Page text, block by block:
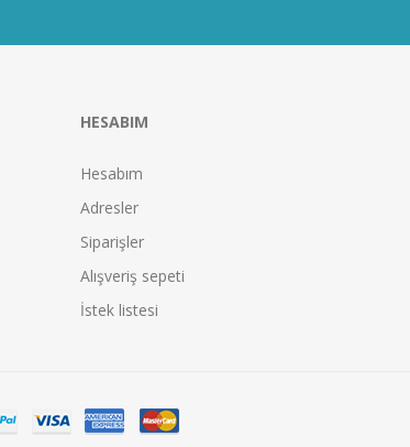
HESABIM
Hesabım
Adresler
Siparişler
Alışveriş sepeti
İstek listesi